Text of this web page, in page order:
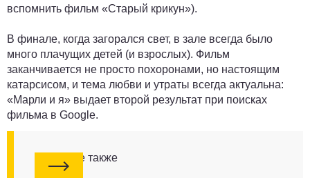
вспомнить фильм «Старый крикун»).
В финале, когда загорался свет, в зале всегда было
много плачущих детей (и взрослых). Фильм
заканчивается не просто похоронами, но настоящим
катарсисом, и тема любви и утраты всегда актуальна:
«Марли и я» выдает второй результат при поисках
фильма в Google.
Смотрите также